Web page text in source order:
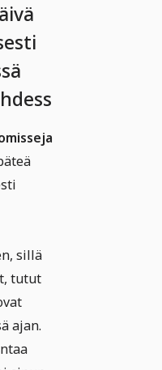
sillä
tutut
ajan.